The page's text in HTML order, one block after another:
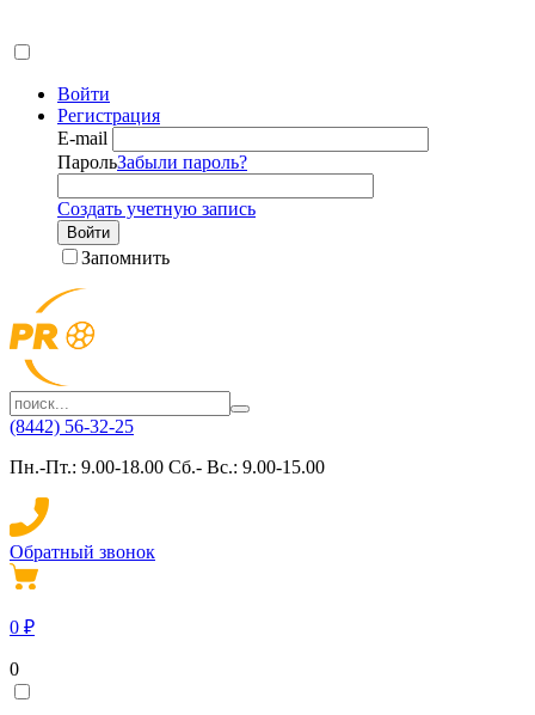
Войти
Регистрация
E-mail
ПарольЗабыли пароль?
Создать учетную запись
Войти
Запомнить
(8442) 56-32-25
Пн.-Пт.: 9.00-18.00 Сб.- Вс.: 9.00-15.00
Обратный звонок
0 ₽
0